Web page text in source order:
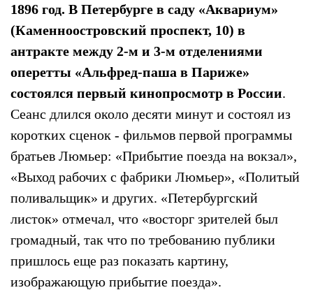
1896 год. В Петербурге в саду «Аквариум»
(Каменноостровский проспект, 10) в
антракте между 2-м и 3-м отделениями
оперетты «Альфред-паша в Париже»
состоялся первый кинопросмотр в России.
Сеанс длился около десяти минут и состоял из
коротких сценок - фильмов первой программы
братьев Люмьер: «Прибытие поезда на вокзал»,
«Выход рабочих с фабрики Люмьер», «Политый
поливальщик» и других. «Петербургский
листок» отмечал, что «восторг зрителей был
громадный, так что по требованию публики
пришлось еще раз показать картину,
изображающую прибытие поезда».